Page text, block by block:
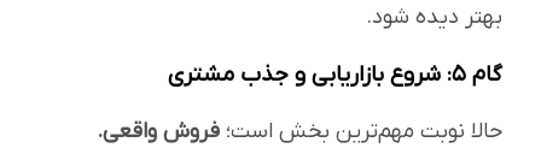
بهتر دیده شود.
گام ۵: شروع بازاریابی و جذب مشتری
حالا نوبت مهم‌ترین بخش است؛ فروش واقعی.